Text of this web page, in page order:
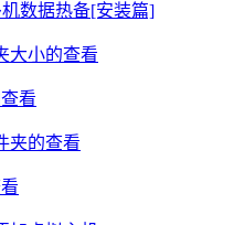
机数据热备[安装篇]
看